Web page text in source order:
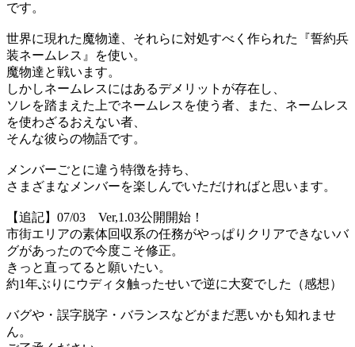
です。
世界に現れた魔物達、それらに対処すべく作られた『誓約兵
装ネームレス』を使い。
魔物達と戦います。
しかしネームレスにはあるデメリットが存在し、
ソレを踏まえた上でネームレスを使う者、また、ネームレス
を使わざるおえない者、
そんな彼らの物語です。
メンバーごとに違う特徴を持ち、
さまざまなメンバーを楽しんでいただければと思います。
【追記】07/03 Ver,1.03公開開始！
市街エリアの素体回収系の任務がやっぱりクリアできないバ
グがあったので今度こそ修正。
きっと直ってると願いたい。
約1年ぶりにウディタ触ったせいで逆に大変でした（感想）
バグや・誤字脱字・バランスなどがまだ悪いかも知れませ
ん。